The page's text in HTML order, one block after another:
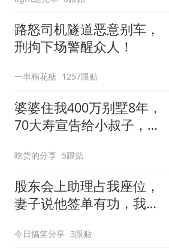
路怒司机隧道恶意别车，
刑拘下场警醒众人！
一串棉花糖 1257跟贴
婆婆住我400万别墅8年，
70大寿宣告给小叔子，
吃货的分享 5跟贴
股东会上助理占我座位，
妻子说他签单有功，我抛
给他当
今日搞笑分享 3跟贴